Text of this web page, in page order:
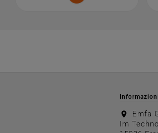
location_on
Emfa
Im